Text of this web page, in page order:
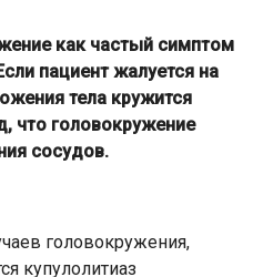
как частый симптом
пациент жалуется на
тела кружится
что головокружение
сосудов.
головокружения,
купулолитиаз